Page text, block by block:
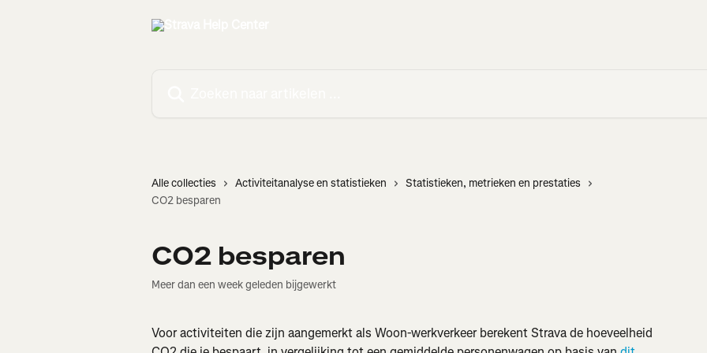
Alle collecties Activiteitanalyse en statistieken
Statistieken, metrieken en prestaties
CO2 besparen
CO2 besparen
Meer dan een week geleden bijgewerkt
Voor activiteiten die zijn aangemerkt als Woon-werkverkeer berekent Strava de hoeveelheid